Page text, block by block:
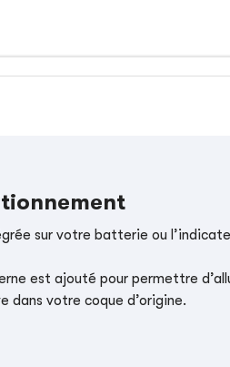
sur votre batterie ou
est ajouté pour permettre
dans votre coque d’origine.